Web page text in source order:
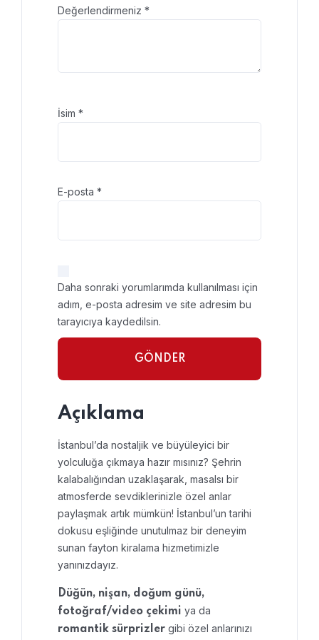
Değerlendirmeniz *
İsim *
E-posta *
Daha sonraki yorumlarımda kullanılması için
adım, e-posta adresim ve site adresim bu
tarayıcıya kaydedilsin.
Açıklama
İstanbul’da nostaljik ve büyüleyici bir
yolculuğa çıkmaya hazır mısınız? Şehrin
kalabalığından uzaklaşarak, masalsı bir
atmosferde sevdiklerinizle özel anlar
paylaşmak artık mümkün! İstanbul’un tarihi
dokusu eşliğinde unutulmaz bir deneyim
sunan fayton kiralama hizmetimizle
yanınızdayız.
Düğün, nişan, doğum günü,
fotoğraf/video çekimi ya da
romantik sürprizler gibi özel anlarınızı